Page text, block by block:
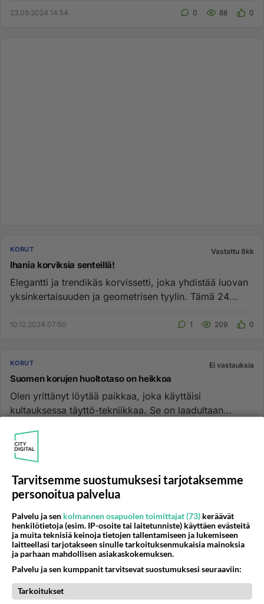
23.09.2024 14:54 0 88 0
KORUT Vastattu 8kk
Ihania korviksia senteillä!
Elegantti ja trendikäs korvissetti, joka yhdistää luovan
yksinkertaisuuden ja geometrisen tyylin. Tämä 24
10.12.2024 07:50 1 209 0
KORUT Ei vastauksia
Suomen korujen huoltotaso on heikkoa
Olen yrittänyt löytää paikkaa, joka käyttäisi
kultauksessa täyttö-tekniikkaa. Se on laadultaan
27.03.2025 16:42
KORUT Vastattu 6kk
pandota korut
20.04.2025 09:03 2 143
Onko Leijona-korun ketju hopeaa?
Tarvitsemme suostumuksesi tarjotaksemme
personoitua palvelua
Palvelu ja sen kolmannen osapuolen toimittajat (73) keräävät
henkilötietoja (esim. IP-osoite tai laitetunniste) käyttäen evästeitä
ja muita teknisiä keinoja tietojen tallentamiseen ja lukemiseen
laitteellasi tarjotakseen sinulle tarkoituksenmukaisia mainoksia
ja parhaan mahdollisen asiakaskokemuksen.
Palvelu ja sen kumppanit tarvitsevat suostumuksesi seuraaviin:
Tarkoitukset